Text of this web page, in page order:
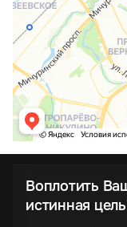
Воплотить
истинная